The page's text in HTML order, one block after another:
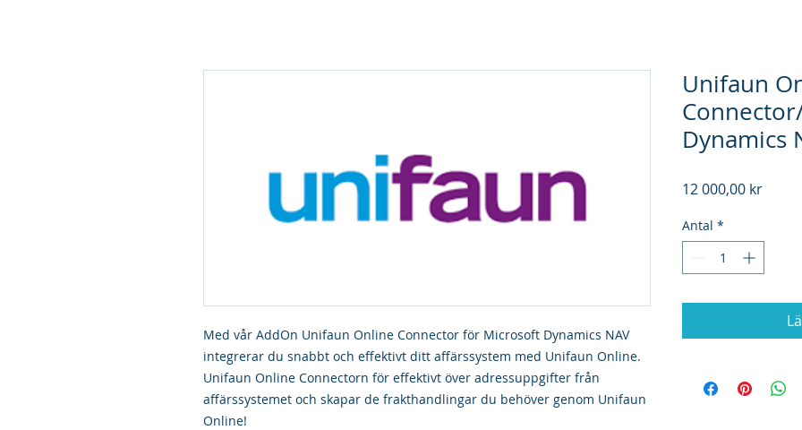
Med vår AddOn Unifaun Online Connector för Microsoft Dynamics NAV
integrerar du snabbt och effektivt ditt affärssystem med Unifaun Online.
Unifaun Online Connectorn för effektivt över adressuppgifter från
affärssystemet och skapar de frakthandlingar du behöver genom Unifaun
Online!
Unifaun
Dynamics
12 000,00 krPris
Antal *